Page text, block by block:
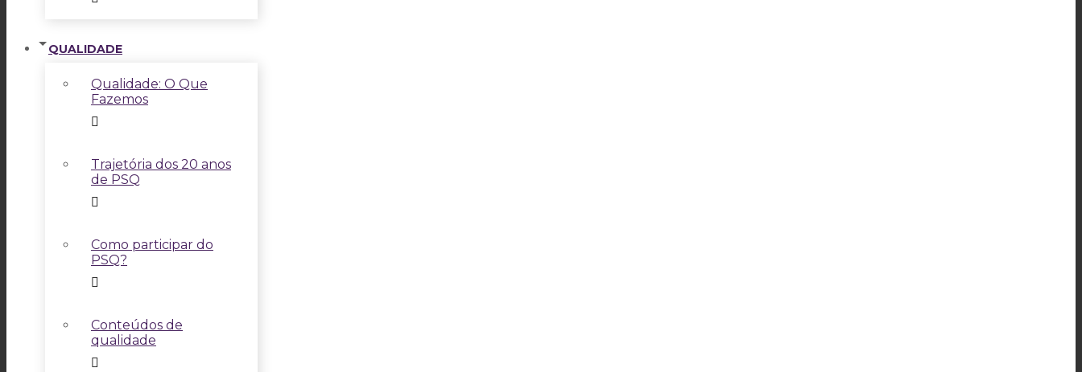
QUALIDADE
Qualidade: O Que
Fazemos
Trajetória dos 20 anos
de PSQ
Como participar do
PSQ?
Conteúdos de
qualidade